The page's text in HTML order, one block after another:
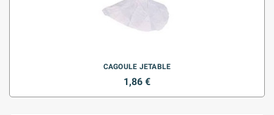
CAGOULE JETABLE
1,86 €